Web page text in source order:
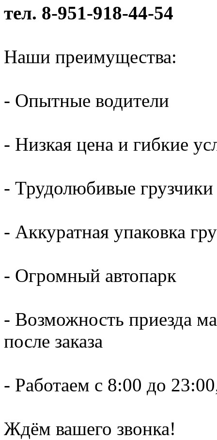
тел. 8-951-918-44-54
Наши преимущества:
- Опытные водители
- Низкая цена и гибкие
- Трудолюбивые грузчики
- Аккуратная упаковка
- Огромный автопарк
- Возможность приезда
после заказа
- Работаем c 8:00 до
Ждём вашего звонка!